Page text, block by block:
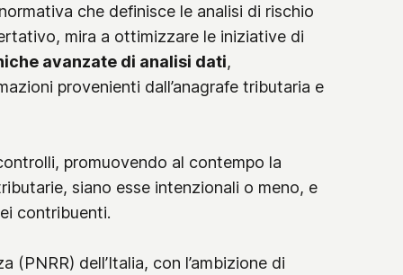
che definisce le analisi di rischio
mira a ottimizzare le iniziative di
avanzate di analisi dati,
provenienti dall’anagrafe tributaria e
promuovendo al contempo la
siano esse intenzionali o meno, e
contribuenti.
dell’Italia, con l’ambizione di